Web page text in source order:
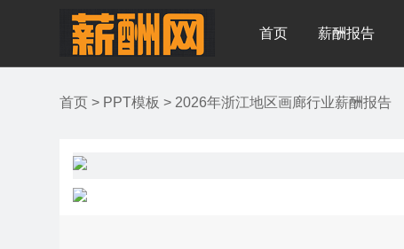
首页 薪酬报告
首页 > PPT模板 > 2026年浙江地区画廊行业薪酬报告